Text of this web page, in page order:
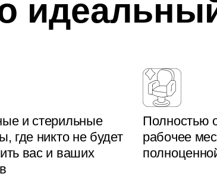
и стерильные
где никто не будет
вас и ваших
Полностью
рабочее